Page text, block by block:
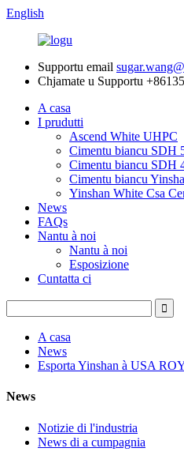
English
Supportu email
Chjamate u Supportu
A casa
I prudutti
Ascend White UHPC
Cimentu biancu SDH
Cimentu biancu SDH
Cimentu biancu
Yinshan White Csa
News
FAQs
Nantu à noi
Nantu à noi
Esposizione
Cuntatta ci
A casa
News
Esporta Yinshan à USA
News
Notizie di l'industria
News di a cumpagnia